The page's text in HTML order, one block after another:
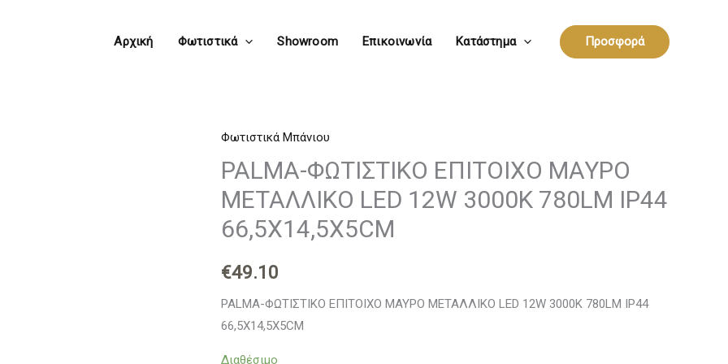
Αρχική Φωτιστικά Showroom Επικοινωνία Κατάστημα Προσφορά
Φωτιστικά Μπάνιου
PALMA-ΦΩΤΙΣΤΙΚΟ ΕΠΙΤΟΙΧΟ ΜΑΥΡΟ
ΜΕΤΑΛΛΙΚΟ LED 12W 3000K 780LM IP44
66,5X14,5X5CM
€49.10
PALMA-ΦΩΤΙΣΤΙΚΟ ΕΠΙΤΟΙΧΟ ΜΑΥΡΟ ΜΕΤΑΛΛΙΚΟ LED 12W 3000K 780LM IP44
66,5X14,5X5CM
Διαθέσιμο
PALMA-
ΦΩΤΙΣΤΙΚΟ
ΜΑΥΡΟ
ΜΕΤΑΛΛΙΚΟ
12W
66,5X14,5X5CM